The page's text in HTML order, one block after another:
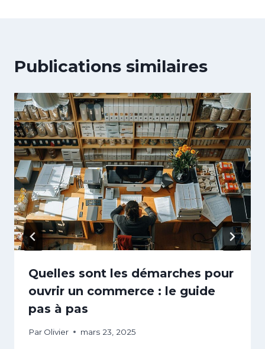
Publications similaires
Quelles sont les démarches pour
ouvrir un commerce : le guide
pas à pas
Par Olivier mars 23, 2025